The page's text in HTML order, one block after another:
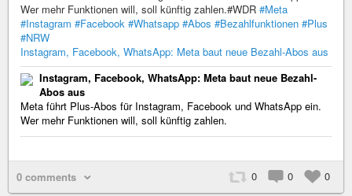
Wer mehr Funktionen will, soll künftig zahlen.#WDR #Meta
#Instagram #Facebook #Whatsapp #Abos #Bezahlfunktionen #Plus
#NRW
Instagram, Facebook, WhatsApp: Meta baut neue Bezahl-Abos aus
Instagram, Facebook, WhatsApp: Meta baut neue Bezahl-
Abos aus
Meta führt Plus-Abos für Instagram, Facebook und WhatsApp ein.
Wer mehr Funktionen will, soll künftig zahlen.
0 0 0
0 comments